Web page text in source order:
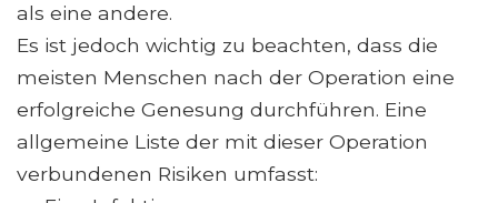
als eine andere.
Es ist jedoch wichtig zu beachten, dass die
meisten Menschen nach der Operation eine
erfolgreiche Genesung durchführen. Eine
allgemeine Liste der mit dieser Operation
verbundenen Risiken umfasst: